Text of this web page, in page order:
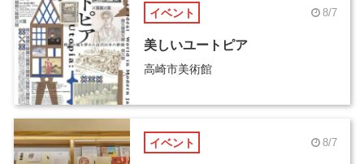
イベント 8/7
美しいユートピア
高崎市美術館
イベント 8/7